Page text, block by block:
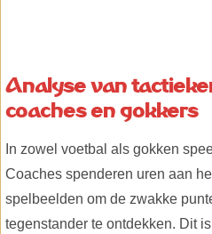
Analyse van
coaches en gokkers
In zowel voetbal als gokken
Coaches spenderen uren aan
spelbeelden om de zwakke
tegenstander te ontdekken. Dit